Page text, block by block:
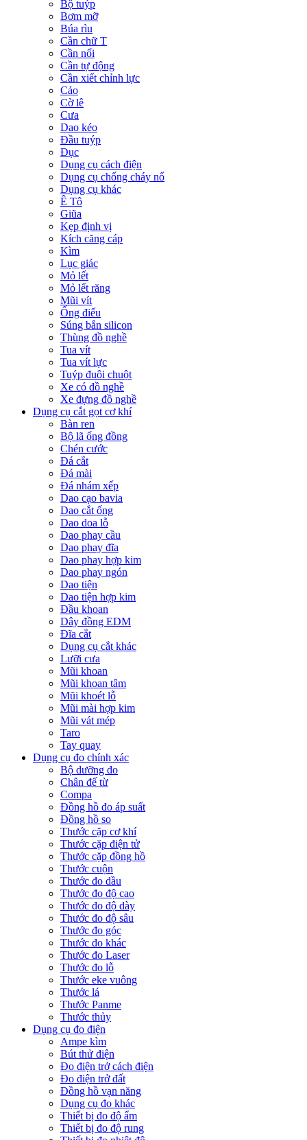
Bộ tuýp
Bơm mỡ
Búa rìu
Cần chữ T
Cần nối
Cần tự động
Cần xiết chỉnh lực
Cảo
Cờ lê
Cưa
Dao kéo
Đầu tuýp
Đục
Dụng cụ cách điện
Dụng cụ chống cháy nổ
Dụng cụ khác
Ê Tô
Giũa
Kẹp định vị
Kích căng cáp
Kìm
Lục giác
Mỏ lết
Mỏ lết răng
Mũi vít
Ống điếu
Súng bắn silicon
Thùng đồ nghề
Tua vít
Tua vít lực
Tuýp đuôi chuột
Xe có đồ nghề
Xe đựng đồ nghề
Dụng cụ cắt gọt cơ khí
Bàn ren
Bộ lã ống đồng
Chén cước
Đá cắt
Đá mài
Đá nhám xếp
Dao cạo bavia
Dao cắt ống
Dao doa lỗ
Dao phay cầu
Dao phay đĩa
Dao phay hợp kim
Dao phay ngón
Dao tiện
Dao tiện hợp kim
Đầu khoan
Dây đồng EDM
Đĩa cắt
Dụng cụ cắt khác
Lưỡi cưa
Mũi khoan
Mũi khoan tâm
Mũi khoét lỗ
Mũi mài hợp kim
Mũi vát mép
Taro
Tay quay
Dụng cụ đo chính xác
Bộ dưỡng đo
Chân đế từ
Compa
Đồng hồ đo áp suất
Đồng hồ so
Thước cặp cơ khí
Thước cặp điện tử
Thước cặp đồng hồ
Thước cuộn
Thước đo dầu
Thước đo độ cao
Thước đo độ dày
Thước đo độ sâu
Thước đo góc
Thước đo khác
Thước đo Laser
Thước đo lỗ
Thước eke vuông
Thước lá
Thước Panme
Thước thủy
Dụng cụ đo điện
Ampe kìm
Bút thử điện
Đo điện trở cách điện
Đo điện trở đất
Đồng hồ vạn năng
Dụng cụ đo khác
Thiết bị đo độ ẩm
Thiết bị đo độ rung